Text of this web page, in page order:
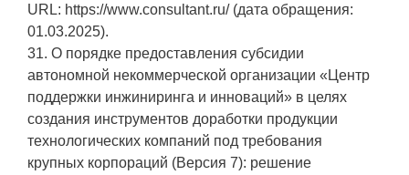
URL: https://www.consultant.ru/ (дата обращения:
01.03.2025).
31. О порядке предоставления субсидии
автономной некоммерческой организации «Центр
поддержки инжиниринга и инноваций» в целях
создания инструментов доработки продукции
технологических компаний под требования
крупных корпораций (Версия 7): решение